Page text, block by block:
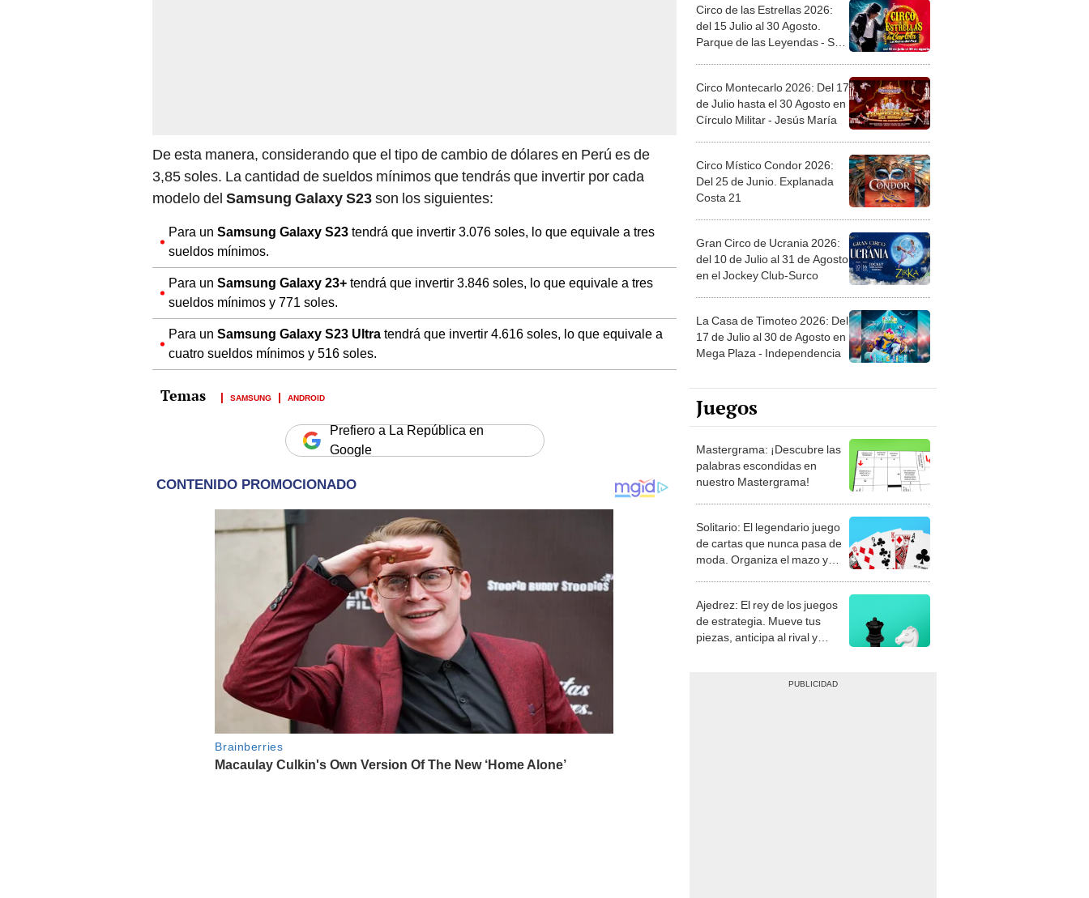
De esta manera, considerando que el tipo de cambio de dólares en Perú es de
3,85 soles. La cantidad de sueldos mínimos que tendrás que invertir por cada
modelo del Samsung Galaxy S23son los siguientes:
Para un Samsung Galaxy S23 tendrá que invertir 3.076 soles, lo que equivale a tres
sueldos mínimos.
Para un Samsung Galaxy 23+ tendrá que invertir 3.846 soles, lo que equivale a tres
sueldos mínimos y 771 soles.
Para un Samsung Galaxy S23 Ultra tendrá que invertir 4.616 soles, lo que equivale a
cuatro sueldos mínimos y 516 soles.
SAMSUNG ANDROID
Prefiero a La República en
Google
Circo de las Estrellas 2026:
del 15 Julio al 30 Agosto.
Parque de las Leyendas - San
Circo Montecarlo 2026: Del 17
de Julio hasta el 30 Agosto en
Círculo Militar - Jesús María
Circo Místico Condor 2026:
Del 25 de Junio. Explanada
Costa 21
Gran Circo de Ucrania 2026:
del 10 de Julio al 31 de Agosto
en el Jockey Club-Surco
La Casa de Timoteo 2026: Del
17 de Julio al 30 de Agosto en
Mega Plaza - Independencia
Juegos
Mastergrama: ¡Descubre las
palabras escondidas en
nuestro Mastergrama!
Solitario: El legendario juego
de cartas que nunca pasa de
moda. Organiza el mazo y
Ajedrez: El rey de los juegos
de estrategia. Mueve tus
piezas, anticipa al rival y